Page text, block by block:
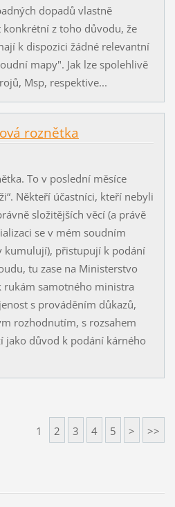
dopadů vlastně
z toho důvodu, že
k dispozici žádné relevantní
mapy". Jak lze spolehlivě
Msp, respektive...
roznětka
To v poslední měsíce
Někteří účastníci, kteří nebyli
složitějších věcí (a právě
se v mém soudním
kumulují), přistupují k podání
tu zase na Ministerstvo
samotného ministra
s prováděním důkazů,
rozhodnutím, s rozsahem
jako důvod k podání kárného
1 2 3 4 5 > >>